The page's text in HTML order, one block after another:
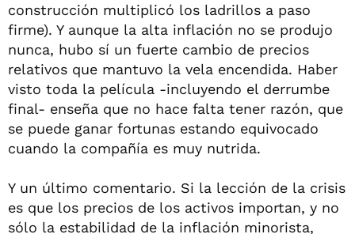
construcción multiplicó los ladrillos a paso
firme). Y aunque la alta inflación no se produjo
nunca, hubo sí un fuerte cambio de precios
relativos que mantuvo la vela encendida. Haber
visto toda la película -incluyendo el derrumbe
final- enseña que no hace falta tener razón, que
se puede ganar fortunas estando equivocado
cuando la compañía es muy nutrida.
Y un último comentario. Si la lección de la crisis
es que los precios de los activos importan, y no
sólo la estabilidad de la inflación minorista,